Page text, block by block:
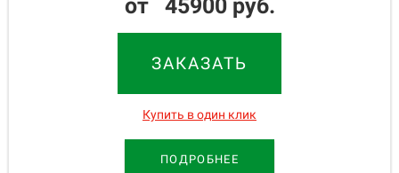
от 45900 руб.
ЗАКАЗАТЬ
Купить в один клик
ПОДРОБНЕЕ